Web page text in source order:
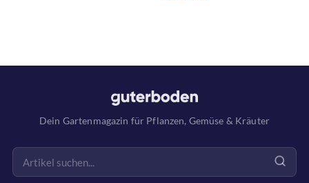
Dein Gartenmagazin für Pflanzen, Gemüse & Kräuter